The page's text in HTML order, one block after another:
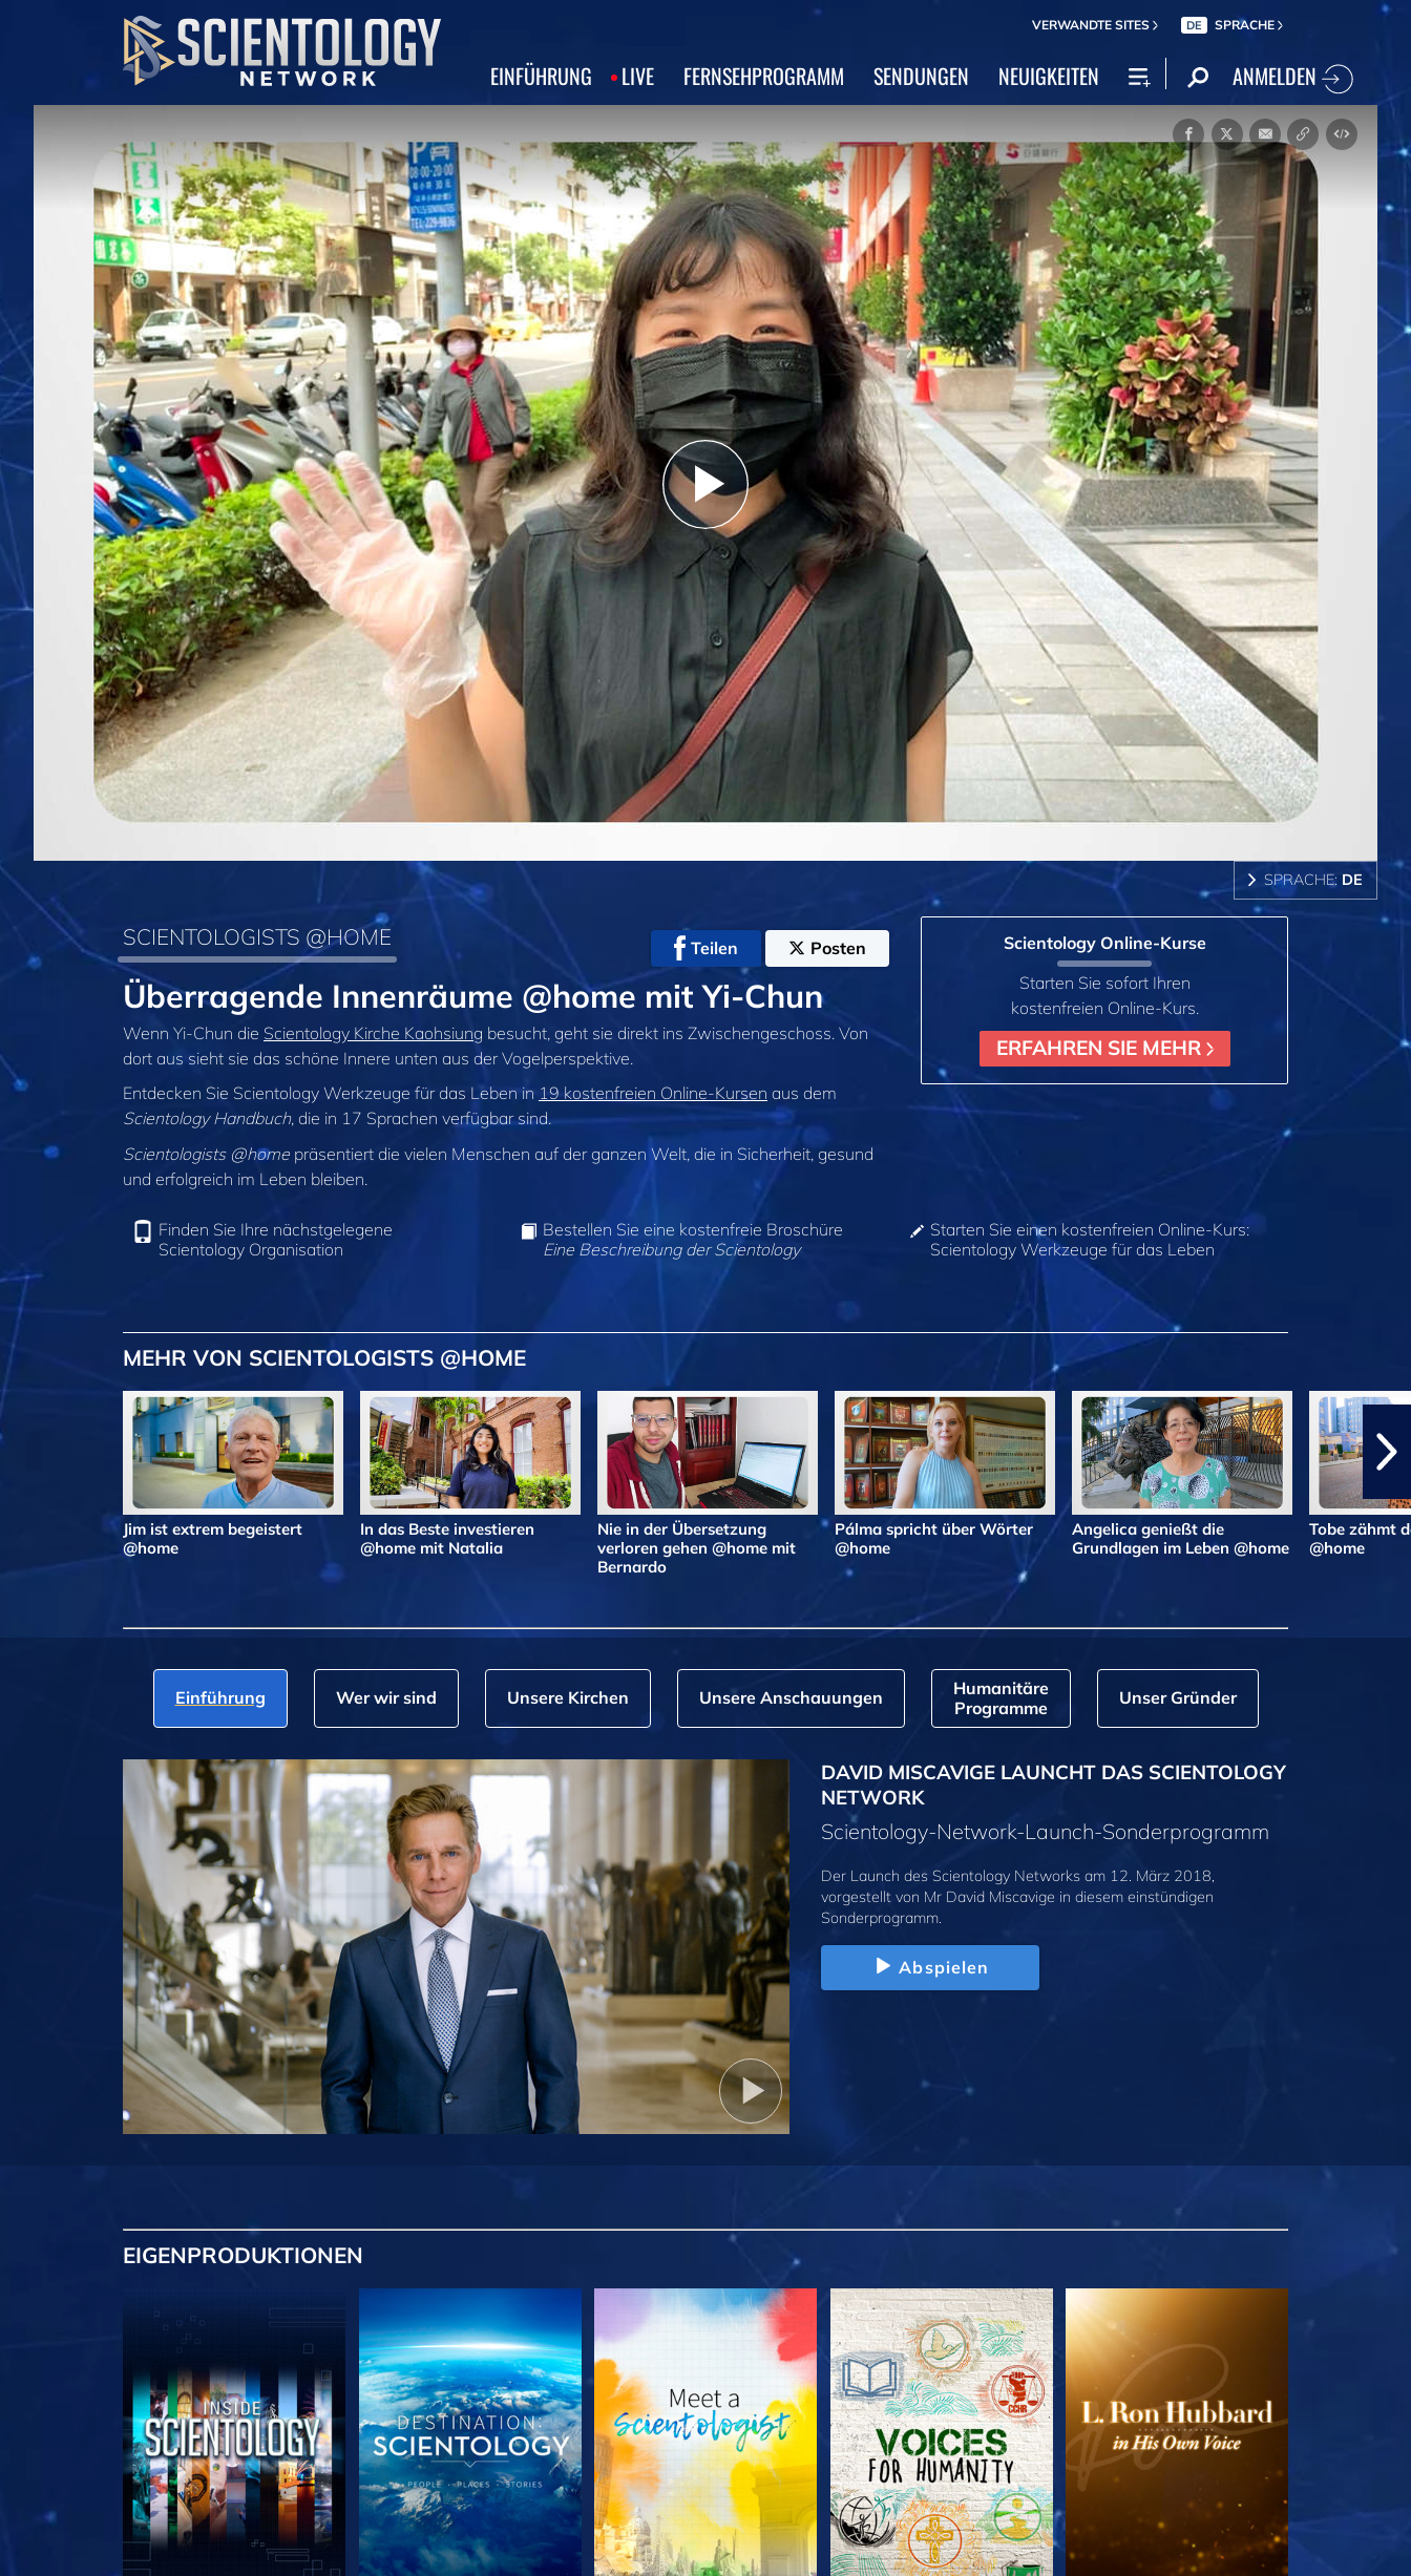
VERWANDTE SITES DE SPRACHE
EINFÜHRUNG LIVE FERNSEHPROGRAMM SENDUNGEN NEUIGKEITEN ANMELDEN
Play
Video
SPRACHE: DE
SCIENTOLOGISTS @HOME Teilen Posten
Überragende Innenräume @home mit Yi‑Chun
Wenn Yi-Chun die Scientology Kirche Kaohsiung besucht, geht sie direkt ins Zwischengeschoss. Von
dort aus sieht sie das schöne Innere unten aus der Vogelperspektive.
Entdecken Sie Scientology Werkzeuge für das Leben in 19 kostenfreien Online‑Kursen aus dem
Scientology Handbuch, die in 17 Sprachen verfügbar sind.
Scientologists @homepräsentiert die vielen Menschen auf der ganzen Welt, die in Sicherheit, gesund
und erfolgreich im Leben bleiben.
Scientology Online‑Kurse
Starten Sie sofort Ihren
kostenfreien Online‑Kurs.
ERFAHREN SIE MEHR
Finden Sie Ihre nächstgelegene
Scientology Organisation
Bestellen Sie eine kostenfreie Broschüre
Eine Beschreibung der Scientology
Starten Sie einen kostenfreien Online-Kurs:
Scientology Werkzeuge für das Leben
MEHR VON SCIENTOLOGISTS @HOME
Jim ist extrem begeistert
@home
In das Beste investieren
@home mit Natalia
Nie in der Übersetzung
verloren gehen @home mit
Bernardo
Pálma spricht über Wörter
@home
Angelica genießt die
Grundlagen im Leben @home
Tobe zähmt
@home
Einführung Wer wir sind Unsere Kirchen Unsere Anschauungen
Humanitäre
Programme
Unser Gründer
DAVID MISCAVIGE LAUNCHT DAS SCIENTOLOGY
NETWORK
Scientology-Network-Launch-Sonderprogramm
Der Launch des Scientology Networks am 12. März 2018,
vorgestellt von Mr David Miscavige in diesem einstündigen
Sonderprogramm.
Abspielen
EIGENPRODUKTIONEN